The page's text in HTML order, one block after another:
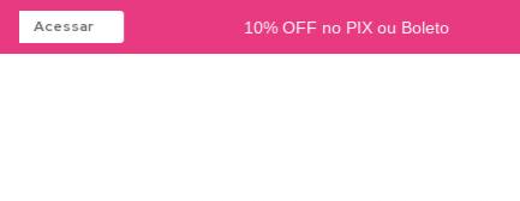
Acessar 10% OFF no PIX ou Boleto